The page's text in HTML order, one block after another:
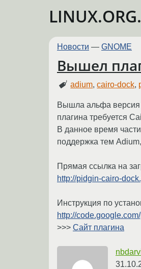
Новости — GNOME
Вышел
adium,cairo-dock,
Вышла альфа версия
плагина требуется
В данное время
поддержка тем
Прямая ссылка на
http://pidgin-cairo-
Инструкция по
http://
>>> Сайт плагина